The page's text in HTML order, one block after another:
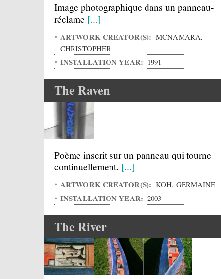
Image photographique dans un panneau-
réclame [...]
ARTWORK CREATOR(S): MCNAMARA,
CHRISTOPHER
INSTALLATION YEAR: 1991
The Raven
Poème inscrit sur un panneau qui tourne
continuellement. [...]
ARTWORK CREATOR(S): KOH, GERMAINE
INSTALLATION YEAR: 2003
The River